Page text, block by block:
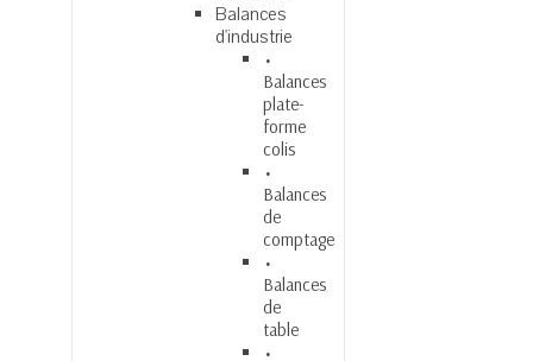
Balances
d'industrie
Balances
plate-
forme
colis
Balances
de
comptage
Balances
de
table